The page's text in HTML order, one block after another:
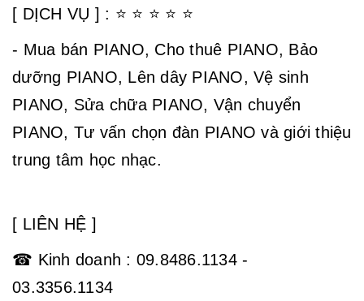
[ DỊCH VỤ ] : ⭐ ⭐ ⭐ ⭐ ⭐
- Mua bán PIANO, Cho thuê PIANO, Bảo
dưỡng PIANO, Lên dây PIANO, Vệ sinh
PIANO, Sửa chữa PIANO, Vận chuyển
PIANO, Tư vấn chọn đàn PIANO và giới thiệu
trung tâm học nhạc.
[ LIÊN HỆ ]
☎ Kinh doanh : 09.8486.1134 -
03.3356.1134